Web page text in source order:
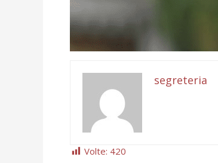
segreteria
Volte: 420